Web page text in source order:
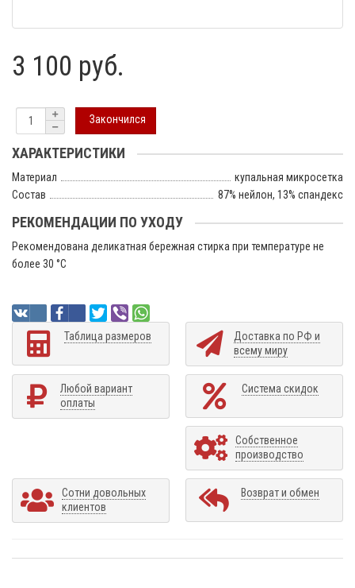
3 100 руб.
Закончился
ХАРАКТЕРИСТИКИ
Материал
купальная микросетка
Состав
87% нейлон, 13% спандекс
РЕКОМЕНДАЦИИ ПО УХОДУ
Рекомендована деликатная бережная стирка при температуре не
более 30 °C
Таблица размеров
Доставка по РФ и
всему миру
Любой вариант
оплаты
Система скидок
Собственное
производство
Сотни довольных
клиентов
Возврат и обмен